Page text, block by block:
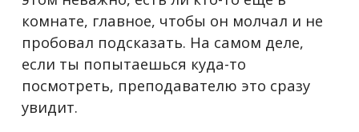
комнате, главное, чтобы он молчал и не
пробовал подсказать. На самом деле,
если ты попытаешься куда-то
посмотреть, преподавателю это сразу
увидит.